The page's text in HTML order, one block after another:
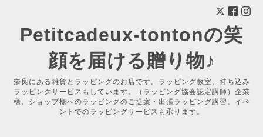
Petitcadeux-tontonの笑
顔を届ける贈り物♪
奈良にある雑貨とラッピングのお店です。ラッピング教室、持ち込み
ラッピングサービスもしています。（ラッピング協会認定講師）企業
様、ショップ様へのラッピングのご提案・出張ラッピング講習、イベ
ントでのラッピングサービスも承ります。